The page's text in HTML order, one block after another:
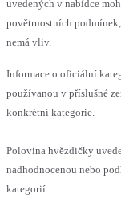
uvedených v nabídce
povětrnostních
nemá vliv.
Informace o oficiální
používanou v příslušné
konkrétní kategorie.
Polovina hvězdičky
nadhodnocenou nebo
kategorií.